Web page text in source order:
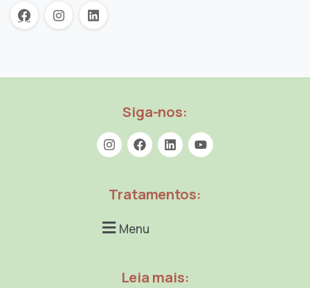
Siga-nos:
Tratamentos:
Menu
Leia mais: